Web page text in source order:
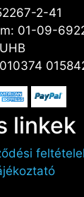
2-41
01-09-
linkek